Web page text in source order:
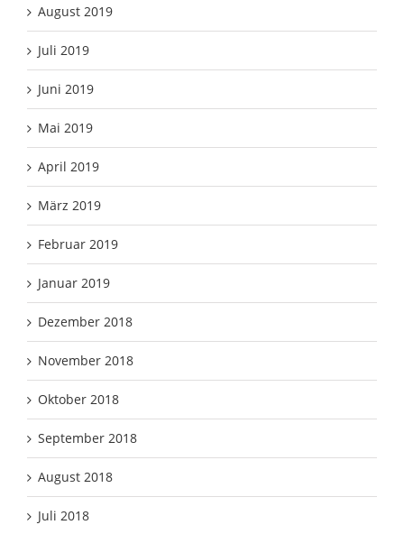
August 2019
Juli 2019
Juni 2019
Mai 2019
April 2019
März 2019
Februar 2019
Januar 2019
Dezember 2018
November 2018
Oktober 2018
September 2018
August 2018
Juli 2018